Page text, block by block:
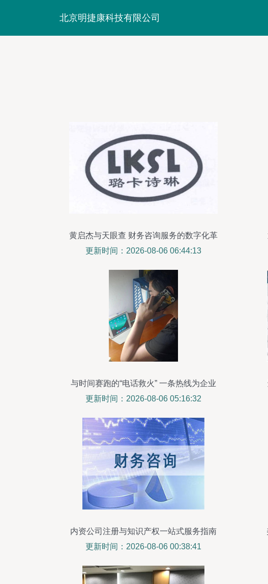
北京明捷康科技有限公司
黄启杰与天眼查 财务咨询服务的数字化革
新视角
更新时间：2026-08-06 06:44:13
与时间赛跑的“电话救火” 一条热线为企业
复工化解票据与设备危机
更新时间：2026-08-06 05:16:32
内资公司注册与知识产权一站式服务指南
更新时间：2026-08-06 00:38:41